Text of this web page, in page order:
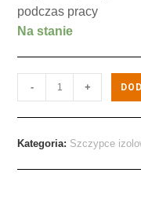
podczas pracy
Na stanie
- +
Kategoria: Szczypce